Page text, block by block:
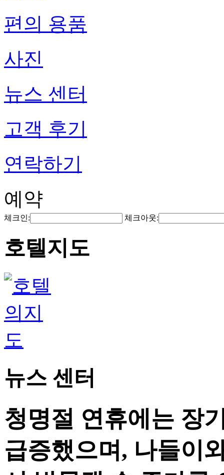
편의 용품
사진
뉴스 센터
고객 후기
연락하기
예약
체크인: 체크아웃:
호텔지도
뉴스 센터
청명절 연휴에는 장
급증했으며, 나들이